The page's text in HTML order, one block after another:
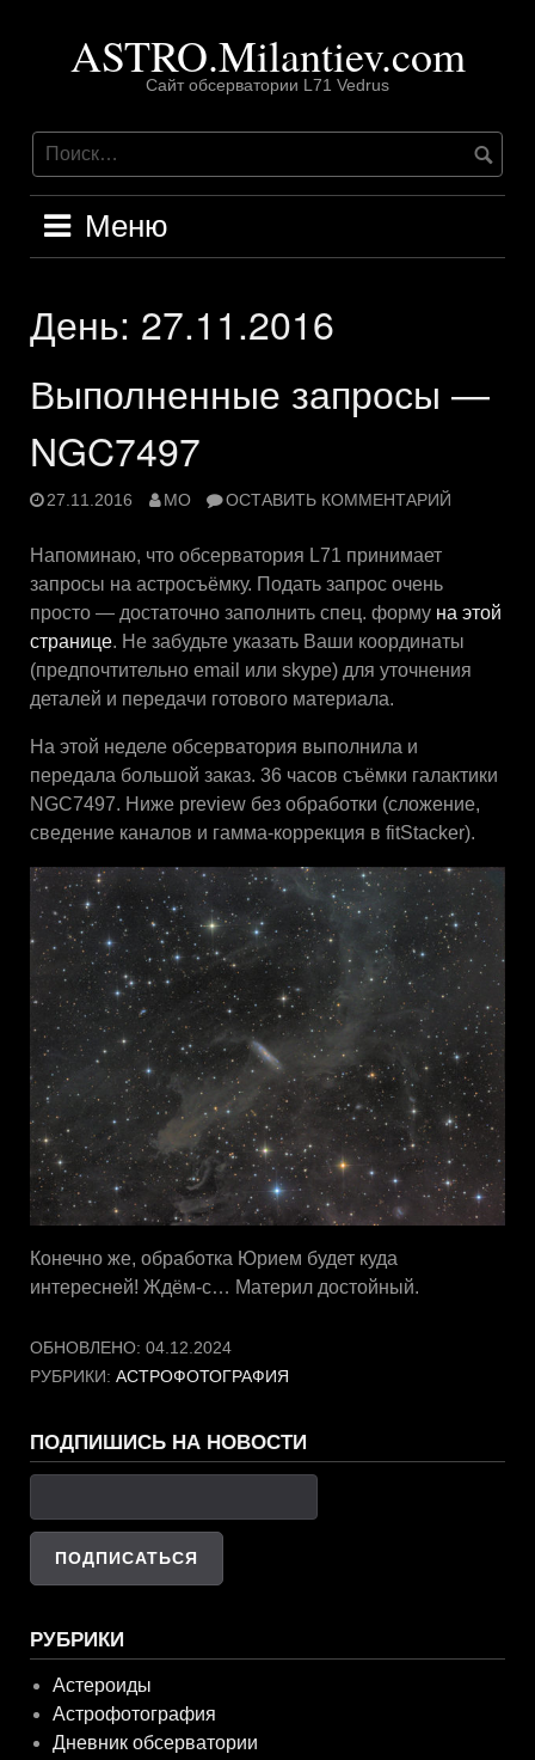
содержимомуASTRO.Milantiev.com
Сайт обсерватории L71 Vedrus
Меню
День: 27.11.2016
Выполненные запросы —
NGC7497
27.11.2016 MO ОСТАВИТЬ КОММЕНТАРИЙ
Напоминаю, что обсерватория L71 принимает
запросы на астросъёмку. Подать запрос очень
просто — достаточно заполнить спец. форму на этой
странице. Не забудьте указать Ваши координаты
(предпочтительно email или skype) для уточнения
деталей и передачи готового материала.
На этой неделе обсерватория выполнила и
передала большой заказ. 36 часов съёмки галактики
NGC7497. Ниже preview без обработки (сложение,
сведение каналов и гамма-коррекция в fitStacker).
Конечно же, обработка Юрием будет куда
интересней! Ждём-с… Материл достойный.
ОБНОВЛЕНО: 04.12.2024
РУБРИКИ: АСТРОФОТОГРАФИЯ
ПОДПИШИСЬ НА НОВОСТИ
РУБРИКИ
Астероиды
Астрофотография
Дневник обсерватории